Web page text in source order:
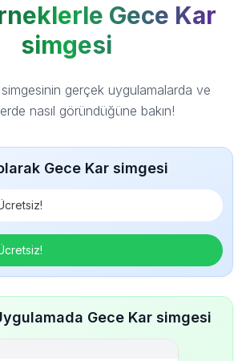
Gece Kar
simgesi
gerçek uygulamalarda ve
nasıl göründüğüne bakın!
Gece Kar simgesi
Gece Kar simgesi